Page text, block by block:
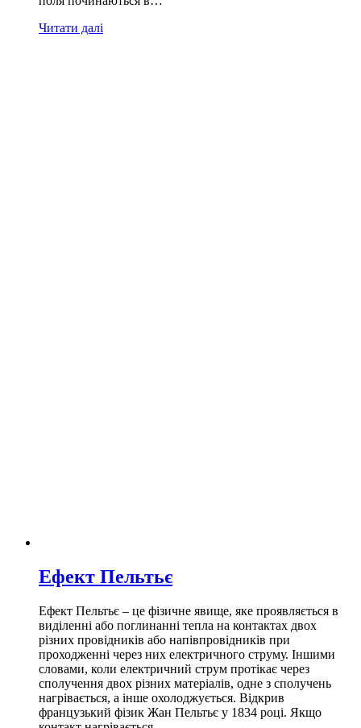
Читати далі
Ефект Пельтьє
Ефект Пельтьє – це фізичне явище, яке проявляється в
виділенні або поглинанні тепла на контактах двох
різних провідників або напівпровідників при
проходженні через них електричного струму. Іншими
словами, коли електричний струм протікає через
сполучення двох різних матеріалів, одне з сполучень
нагрівається, а інше охолоджується. Відкрив
французький фізик Жан Пельтьє у 1834 році. Якщо